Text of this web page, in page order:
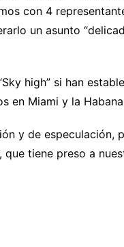
con 4
un asunto
high” si han
en Miami y la
y de especulación,
tiene preso a